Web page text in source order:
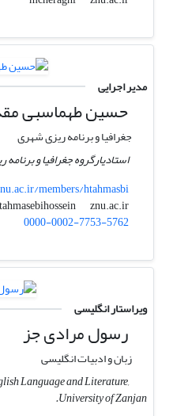
مدیر اجرایی
حسین طهماسبی
جغرافیا و برنامه ریزی شهری
استادیارگروه جغرافیا و
members/htahmasbi
tahmasebihossein
znu.ac.ir
0000-0002-7753-5762
ویراستار انگلیسی
رسول مرادی جز
زبان و ادبیات انگلیسی
Language and Literature,
University of Zanjan.